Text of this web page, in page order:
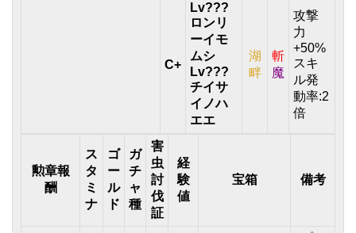
C+
Lv???
ロンリ
ーイモ
ムシ
Lv???
チイサ
イノハ
エエ
湖
畔
斬
魔
攻撃
力
+50%
スキ
ル発
動率:2
倍
勲章報
酬
ス
タ
ミ
ナ
ゴ
ー
ル
ド
ガ
チ
ャ
種
害
虫
討
伐
証
経
験
値
宝箱 備考